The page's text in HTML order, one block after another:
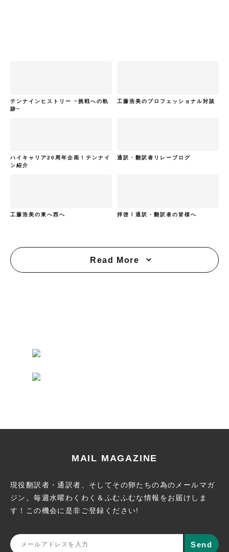
テンナインヒストリー ~挑戦への軌
跡~
工藤浩美のプロフェッショナル対談
ハイキャリア20周年企画！テンナイ
ン紹介
通訳・翻訳者リレーブログ
工藤浩美の東へ西へ 拝啓！通訳・翻訳者の皆様へ
Read More
MAIL MAGAZINE
現役翻訳者・通訳者、そしてその卵たちの為のメールマガ
ジン。毎週水曜わくわく＆ふむふむな情報をお届けしま
す！この機会に 是非ご登録ください!